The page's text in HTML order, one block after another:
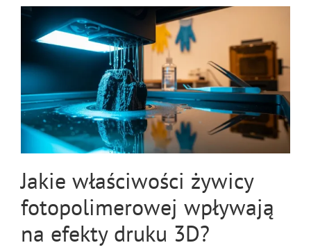
Jakie właściwości żywicy
fotopolimerowej wpływają
na efekty druku 3D?